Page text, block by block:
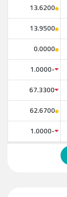
13.6200
13.9500
0.0000
-1.0000
67.3300
62.6700
-1.0000